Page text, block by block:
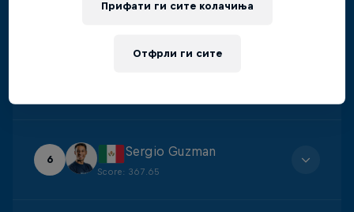
Score:405
6
Sergio Guzman
Score: 367.65
Отфрли ги сите
Прифати ги сите колачиња